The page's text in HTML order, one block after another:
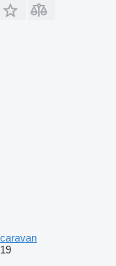
caravan
19